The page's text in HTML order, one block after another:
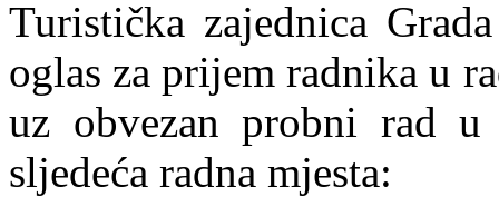
Turistička zajednica
oglas za prijem radnika u
uz obvezan probni rad
sljedeća radna mjesta: